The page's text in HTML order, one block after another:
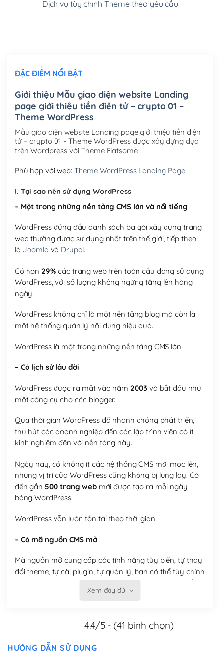
Cài đặt SMTP Mail cho site Wordpress(+100,000₫)
Mua thêm Host + Tên miền
Tên miền quốc tế .com .net .org (1 năm)
Tên miền Việt Nam .vn (1 năm)(+550,000₫)
Hosting 2GB SSD (1 năm) (+450,000₫)
Hosting 3GB SSD (1 năm) (+550,000₫)
Hosting 5GB SSD (1 năm) (+650,000₫)
Hosting 8GB SSD (1 năm)
Dịch vụ tùy chỉnh Theme theo yêu cầu
ĐẶC ĐIỂM NỔI BẬT
Giới thiệu Mẫu giao diện website Landing
page giới thiệu tiền điện tử – crypto 01 –
Theme WordPress
Mẫu giao diện website Landing page giới thiệu tiền điện
tử – crypto 01 - Theme WordPress được xây dựng dựa
trên Wordpress với Theme Flatsome
Phù hợp với web: Theme WordPress Landing Page
I. Tại sao nên sử dụng WordPress
– Một trong những nền tảng CMS lớn và nổi tiếng
WordPress đứng đầu danh sách ba gói xây dựng trang
web thường được sử dụng nhất trên thế giới, tiếp theo
là Joomla và Drupal.
Có hơn 29%các trang web trên toàn cầu đang sử dụng
WordPress, với số lượng không ngừng tăng lên hàng
ngày.
WordPress không chỉ là một nền tảng blog mà còn là
một hệ thống quản lý nội dung hiệu quả.
WordPress là một trong những nền tảng CMS lớn
– Có lịch sử lâu đời
WordPress được ra mắt vào năm 2003và bắt đầu như
một công cụ cho các blogger.
Qua thời gian WordPress đã nhanh chóng phát triển,
thu hút các doanh nghiệp đến các lập trình viên có ít
kinh nghiệm đến với nền tảng này.
Ngày nay, có không ít các hệ thống CMS mới mọc lên,
nhưng vị trí của WordPress cũng không bị lung lay. Có
đến gần 500 trang webmới được tạo ra mỗi ngày
bằng WordPress.
WordPress vẫn luôn tồn tại theo thời gian
– Có mã nguồn CMS mở
Mã nguồn mở cung cấp các tính năng tùy biến, tự thay
đổi theme, tự cài plugin, tự quản lý, bạn có thể tùy chỉnh
nó theo ý bạn mà không phải sử dụng dịch vụ tại bất
Có thể tùy biến trên website WordPress
Xem đầy đủ
4.4/5 - (41 bình chọn)
HƯỚNG DẪN SỬ DỤNG